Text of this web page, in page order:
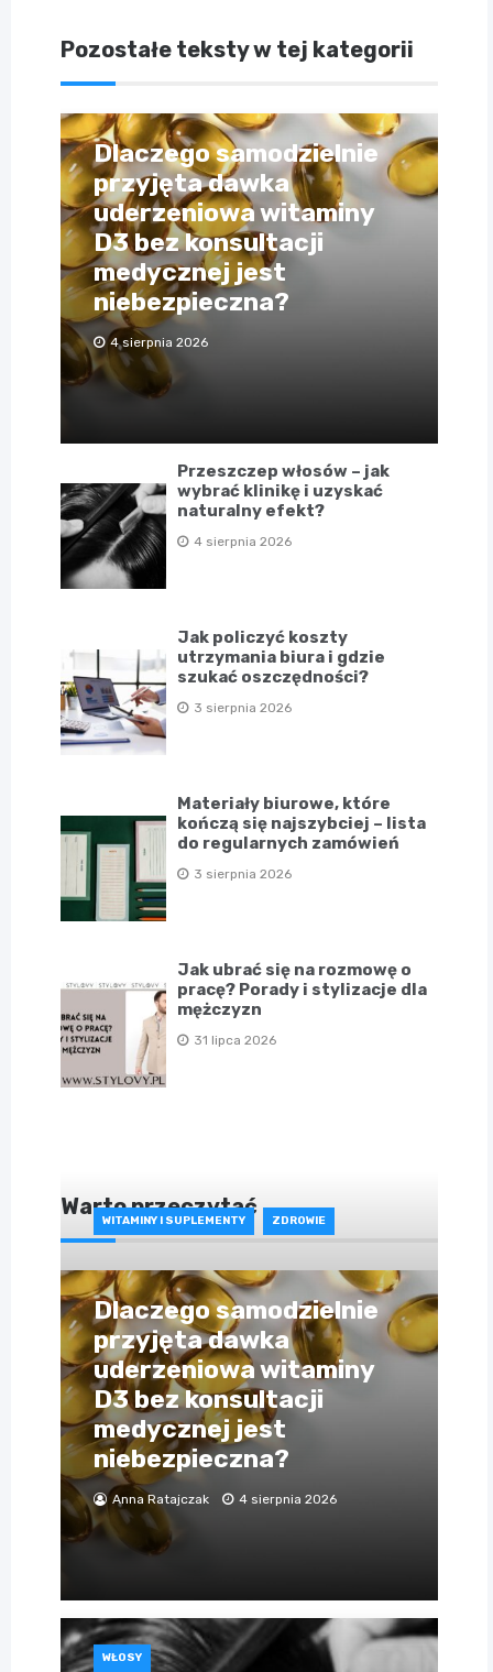
Pozostałe teksty w tej kategorii
Dlaczego samodzielnie
przyjęta dawka
uderzeniowa witaminy
D3 bez konsultacji
medycznej jest
niebezpieczna?
4 sierpnia 2026
Przeszczep włosów – jak
wybrać klinikę i uzyskać
naturalny efekt?
4 sierpnia 2026
Jak policzyć koszty
utrzymania biura i gdzie
szukać oszczędności?
3 sierpnia 2026
Materiały biurowe, które
kończą się najszybciej – lista
do regularnych zamówień
3 sierpnia 2026
Jak ubrać się na rozmowę o
pracę? Porady i stylizacje dla
mężczyzn
31 lipca 2026
Warto przeczytać
WITAMINY I SUPLEMENTY ZDROWIE
Dlaczego samodzielnie
przyjęta dawka
uderzeniowa witaminy
D3 bez konsultacji
medycznej jest
niebezpieczna?
Anna Ratajczak 4 sierpnia 2026
WŁOSY